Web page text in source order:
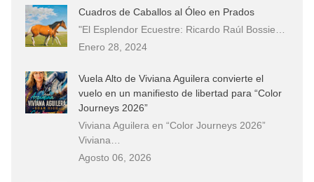
Cuadros de Caballos al Óleo en Prados
"El Esplendor Ecuestre: Ricardo Raúl Bossie…
Enero 28, 2024
Vuela Alto de Viviana Aguilera convierte el
vuelo en un manifiesto de libertad para “Color
Journeys 2026”
Viviana Aguilera en “Color Journeys 2026”
Viviana…
Agosto 06, 2026